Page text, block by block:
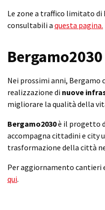
Le zone a traffico limitato di
consultabili a questa pagina.
Bergamo2030
Nei prossimi anni, Bergamo
realizzazione di nuove
migliorare la qualità della
Bergamo2030è il progetto
accompagna cittadini e city
trasformazione della città
Per aggiornamento cantieri
qui.